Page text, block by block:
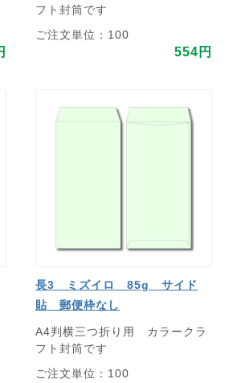
フト封筒です
ご注文単位：100
554円
長3 ミズイロ 85g サイド
貼 郵便枠なし
A4判横三つ折り用 カラークラ
フト封筒です
ご注文単位：100